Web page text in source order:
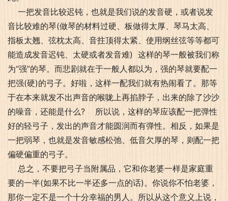
一把发音比较迟钝，也就是我们说的发音硬，或者说发
音比较难的琴(做琴的材料过硬、板做得太厚、琴马太高、
指板太翘、弦枕太高、音拄顶得太紧、使用纲丝弦等等都可
能造成发音迟钝、太硬或者发音难) 这样的琴一般被我们称
为“强”的琴。而悲剧就在于一般人都以为，强的琴就要配一
把强(硬)的弓子。好啦，这样一配我们就有热闹看了。那等
于在本来就发不出声音的喉咙上再掐脖子，出来的除了沙沙
的噪音，还能是什么? 所以说，这样的琴应该配一把弹性
好的轻弓子，发出的声音才能圆润而有弹性。相反，如果是
一把弱琴，也就是发音敏感松弛、低音欠厚的琴，则配一把
偏硬偏重的弓子。
总之，不要把弓子当附属品，它和你老婆一样是家庭重
要的一半(如果不比一半还多一点的话)。你说你不怕老婆，
那你一定不是一个十分幸福的男人。所以从这个意义上说，